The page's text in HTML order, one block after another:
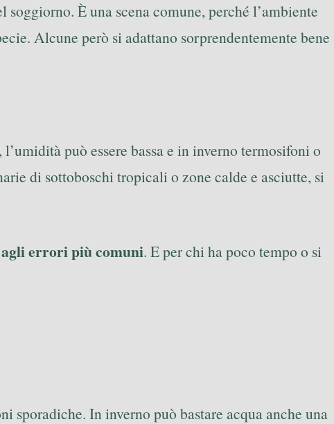
È una scena comune, perché l’ambiente
Alcune però si adattano sorprendentemente bene
può essere bassa e in inverno termosifoni o
di sottoboschi tropicali o zone calde e asciutte, si
errori più comuni. E per chi ha poco tempo o si
In inverno può bastare acqua anche una